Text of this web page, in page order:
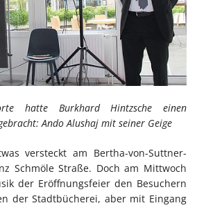
hatte Burkhard Hintzsche einen
Ando Alushaj mit seiner Geige
versteckt am Bertha-von-Suttner-
Schmöle Straße. Doch am Mittwoch
der Eröffnungsfeier den Besuchern
der Stadtbücherei, aber mit Eingang